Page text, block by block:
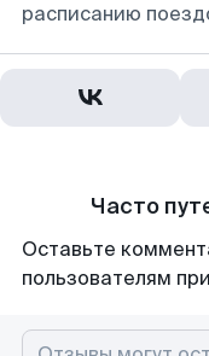
расписанию
Часто
Оставьте
пользователям